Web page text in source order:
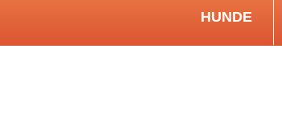
HUNDE